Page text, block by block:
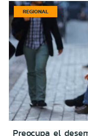
REGIONAL
Preocupa el